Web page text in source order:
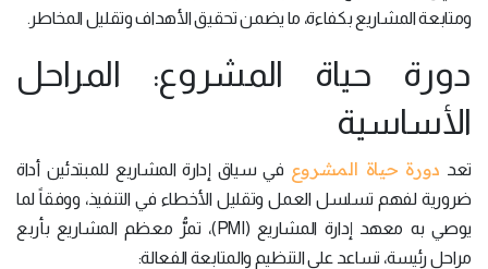
ومتابعة المشاريع بكفاءة، ما يضمن تحقيق الأهداف وتقليل المخاطر.
دورة حياة المشروع: المراحل
الأساسية
تعد دورة حياة المشروع في سياق إدارة المشاريع للمبتدئين أداة
ضرورية لفهم تسلسل العمل وتقليل الأخطاء في التنفيذ، ووفقاً لما
يوصي به معهد إدارة المشاريع (PMI)، تمرُّ معظم المشاريع بأربع
مراحل رئيسة، تساعد على التنظيم والمتابعة الفعالة: